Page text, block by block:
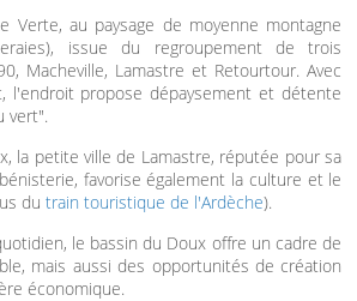
Verte, au paysage de moyenne montagne
issue du regroupement de trois
Macheville, Lamastre et Retourtour. Avec
l'endroit propose dépaysement et détente
vert".
la petite ville de Lamastre, réputée pour sa
favorise également la culture et le
du train touristique de l'Ardèche).
le bassin du Doux offre un cadre de
mais aussi des opportunités de création
économique.